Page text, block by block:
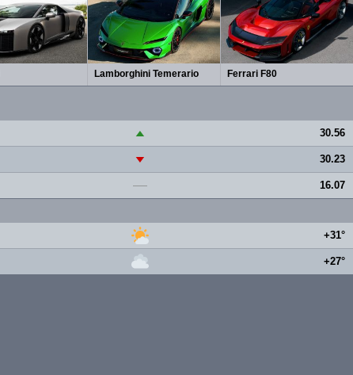
Lamborghini Temerario Ferrari F80
▲ 30.56
▼ 30.23
— 16.07
+31°
+27°